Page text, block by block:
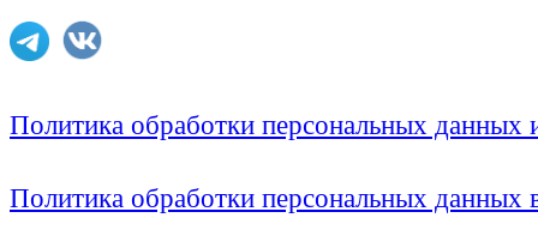
Политика обработки персональных
Политика обработки персональных